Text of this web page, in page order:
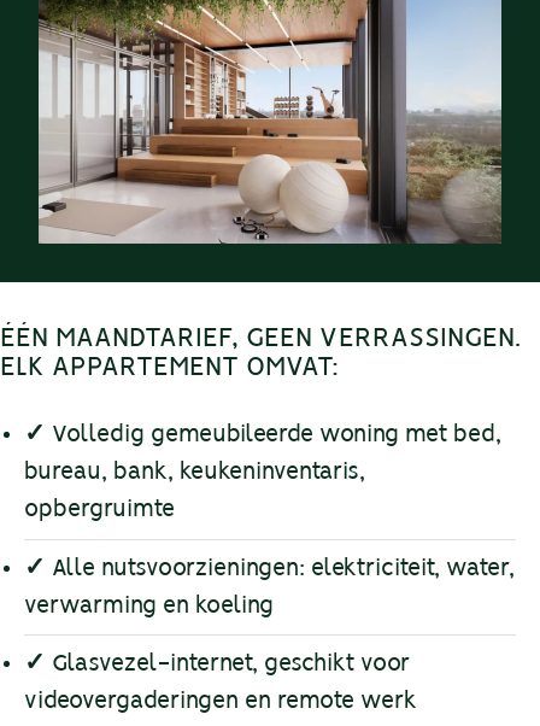
ÉÉN MAANDTARIEF, GEEN VERRASSINGEN.
ELK APPARTEMENT OMVAT:
✓ Volledig gemeubileerde woning met bed,
bureau, bank, keukeninventaris,
opbergruimte
✓ Alle nutsvoorzieningen: elektriciteit, water,
verwarming en koeling
✓ Glasvezel-internet, geschikt voor
videovergaderingen en remote werk